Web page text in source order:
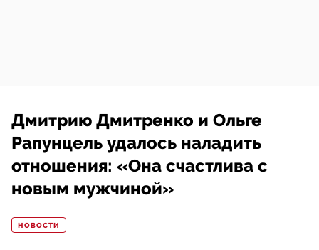
Дмитрию Дмитренко и Ольге
Рапунцель удалось наладить
отношения: «Она счастлива с
новым мужчиной»
НОВОСТИ